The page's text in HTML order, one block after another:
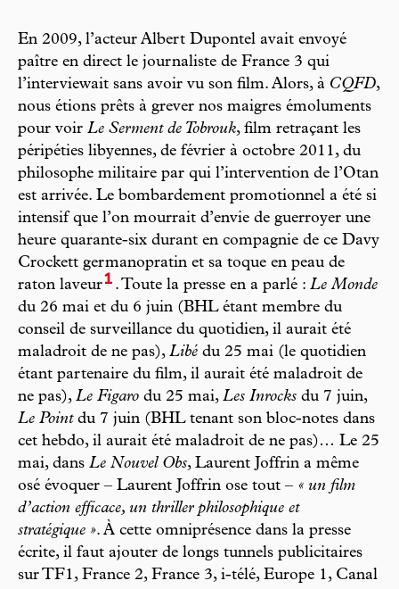
En 2009, l’acteur Albert Dupontel avait envoyé
paître en direct le journaliste de France 3 qui
l’interviewait sans avoir vu son film. Alors, à CQFD,
nous étions prêts à grever nos maigres émoluments
pour voir Le Serment de Tobrouk, film retraçant les
péripéties libyennes, de février à octobre 2011, du
philosophe militaire par qui l’intervention de l’Otan
est arrivée. Le bombardement promotionnel a été si
intensif que l’on mourrait d’envie de guerroyer une
heure quarante-six durant en compagnie de ce Davy
Crockett germanopratin et sa toque en peau de
raton laveur1 . Toute la presse en a parlé : Le Monde
du 26 mai et du 6 juin (BHL étant membre du
conseil de surveillance du quotidien, il aurait été
maladroit de ne pas), Libé du 25 mai (le quotidien
étant partenaire du film, il aurait été maladroit de
ne pas), Le Figaro du 25 mai, Les Inrocks du 7 juin,
Le Pointdu 7 juin (BHL tenant son bloc-notes dans
cet hebdo, il aurait été maladroit de ne pas)… Le 25
mai, dans Le Nouvel Obs, Laurent Joffrin a même
osé évoquer – Laurent Joffrin ose tout – « un film
d’action efficace, un thriller philosophique et
stratégique ». À cette omniprésence dans la presse
écrite, il faut ajouter de longs tunnels publicitaires
sur TF1, France 2, France 3, i-télé, Europe 1, Canal